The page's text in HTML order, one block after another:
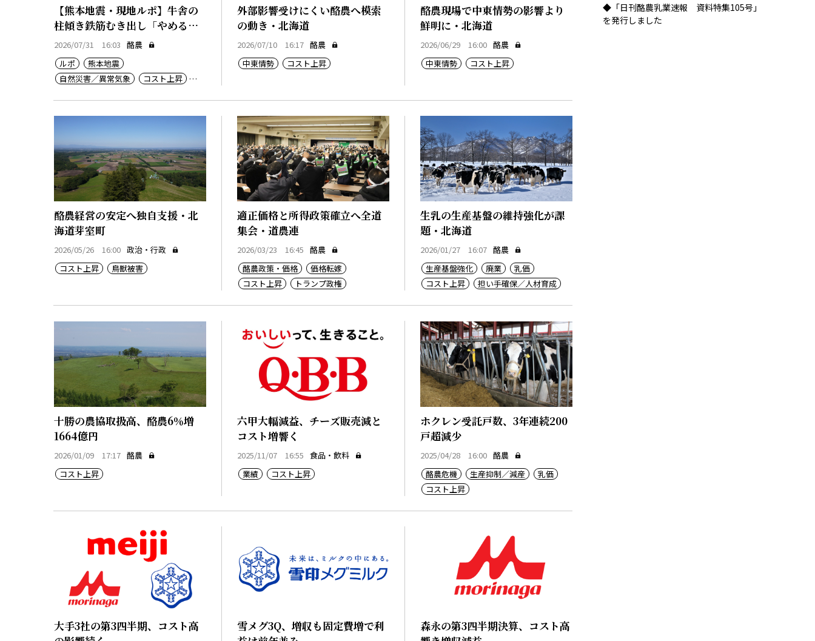
【熊本地震・現地ルポ】牛舎の
柱傾き鉄筋むき出し「やめるし
か」
2026/07/31 16:03 酪農
ルポ
熊本地震
自然災害／異常気象
コスト上昇
外部影響受けにくい酪農へ模索
の動き・北海道
2026/07/10 16:17 酪農
中東情勢
コスト上昇
酪農現場で中東情勢の影響より
鮮明に・北海道
2026/06/29 16:00 酪農
中東情勢
コスト上昇
酪農経営の安定へ独自支援・北
海道芽室町
2026/05/26 16:00 政治・行政
コスト上昇
鳥獣被害
適正価格と所得政策確立へ全道
集会・道農連
2026/03/23 16:45 酪農
酪農政策・価格
価格転嫁
コスト上昇
トランプ政権
生乳の生産基盤の維持強化が課
題・北海道
2026/01/27 16:07 酪農
生産基盤強化
廃業
乳価
コスト上昇
担い手確保／人材育成
十勝の農協取扱高、酪農6％増
1664億円
2026/01/09 17:17 酪農
コスト上昇
六甲大幅減益、チーズ販売減と
コスト増響く
2025/11/07 16:55 食品・飲料
業績
コスト上昇
ホクレン受託戸数、3年連続200
戸超減少
2025/04/28 16:00 酪農
酪農危機
生産抑制／減産
乳価
コスト上昇
大手3社の第3四半期、コスト高
雪メグ3Q、増収も固定費増で利
森永の第3四半期決算、コスト高
◆「日刊酪農乳業速報 資料特集105号」
を発行しました